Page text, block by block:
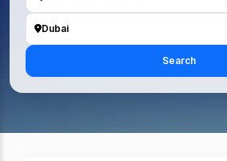
Dubai
Search